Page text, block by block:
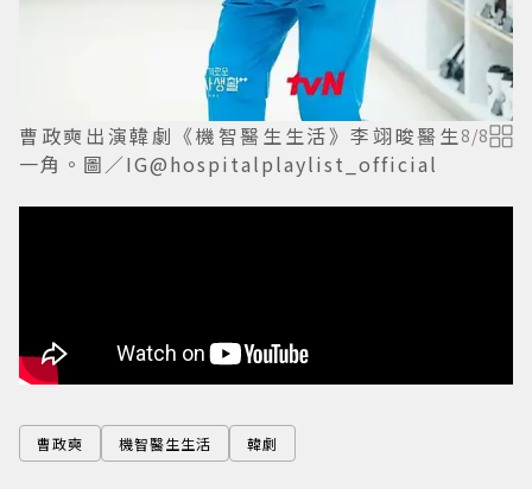
曹政奭出演韓劇《機智醫生生活》李翊晙醫生
一角。圖／IG@hospitalplaylist_official
8/8
曹政奭 機智醫生生活 韓劇